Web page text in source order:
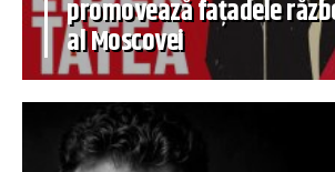
promovează fațadele
al Moscovei